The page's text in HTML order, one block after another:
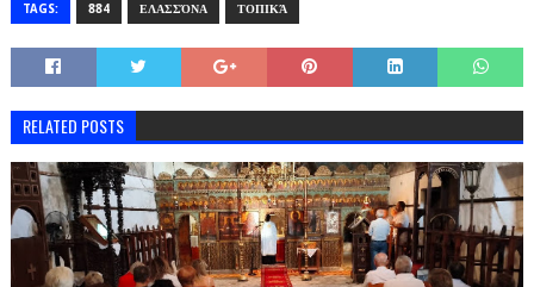
TAGS: 884 ΕΛΑΣΣΌΝΑ ΤΟΠΙΚΆ
RELATED POSTS